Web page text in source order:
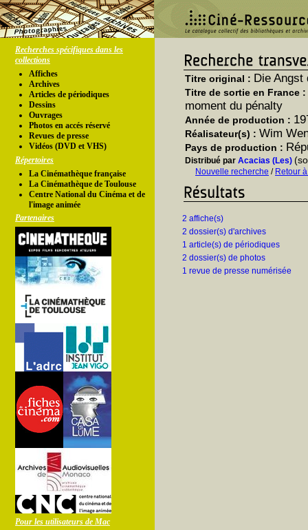
Recherches spécifiques dans les
collections
Affiches
Archives
Articles de périodiques
Dessins
Ouvrages
Photos en accés réservé
Revues de presse
Vidéos (DVD et VHS)
Répertoires
La Cinémathèque française
La Cinémathèque de Toulouse
Centre National du Cinéma et de
l'image animée
Partenaires
Pour les utilisateurs de Mac
Titre original : Die Angst
Titre de sortie en France :
moment du pénalty
Année de production :
Réalisateur(s) : Wim
Pays de production :
Distribué par Acacias (Les)
Nouvelle recherche / Retour
2 affiche(s)
2 dossier(s) d'archives
1 article(s) de périodiques
2 dossier(s) de photos
1 revue de presse numérisée